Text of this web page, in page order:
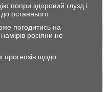
попри здоровий глузд і
останнього
погодитись на
росіяни не
щодо